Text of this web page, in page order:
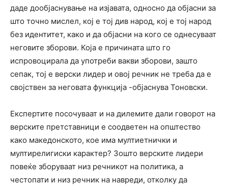
даде дообјаснување на изјавата, односно да објасни за
што точно мислел, кој е тој див народ, кој е тој народ
без идентитет, како и да објасни на кого се однесуваат
неговите зборови. Која е причината што го
испровоцирала да употреби вакви зборови, зашто
сепак, тој е верски лидер и овој речник не треба да е
својствен за неговата функција -објаснува Тоновски.
Експертите посочуваат и на дилемите дали говорот на
верските претставници е соодветен на општество
како македонското, кое има мултиетнички и
мултирелигиски карактер? Зошто верските лидери
повеќе зборуваат низ речникот на политика, а
честопати и низ речник на навреди, отколку да